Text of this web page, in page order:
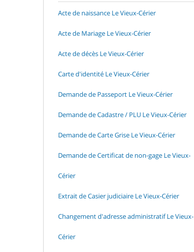
Acte de naissance Le Vieux-Cérier
Acte de Mariage Le Vieux-Cérier
Acte de décès Le Vieux-Cérier
Carte d'identité Le Vieux-Cérier
Demande de Passeport Le Vieux-Cérier
Demande de Cadastre / PLU Le Vieux-Cérier
Demande de Carte Grise Le Vieux-Cérier
Demande de Certificat de non-gage Le Vieux-
Cérier
Extrait de Casier judiciaire Le Vieux-Cérier
Changement d'adresse administratif Le Vieux-
Cérier